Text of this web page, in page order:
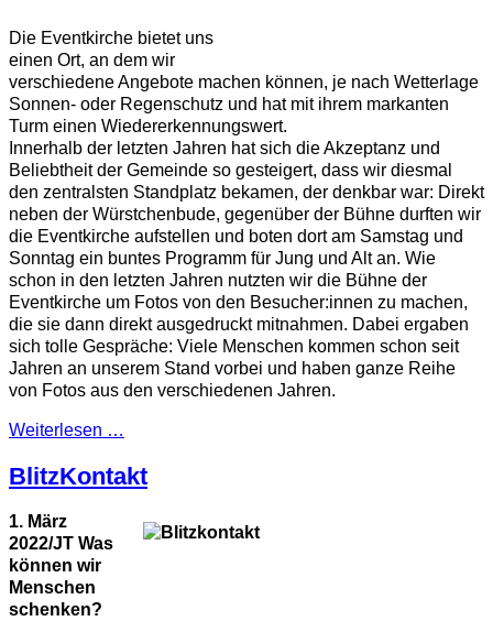
Die Eventkirche bietet uns
einen Ort, an dem wir
verschiedene Angebote machen können, je nach Wetterlage
Sonnen- oder Regenschutz und hat mit ihrem markanten
Turm einen Wiedererkennungswert.
Innerhalb der letzten Jahren hat sich die Akzeptanz und
Beliebtheit der Gemeinde so gesteigert, dass wir diesmal
den zentralsten Standplatz bekamen, der denkbar war: Direkt
neben der Würstchenbude, gegenüber der Bühne durften wir
die Eventkirche aufstellen und boten dort am Samstag und
Sonntag ein buntes Programm für Jung und Alt an. Wie
schon in den letzten Jahren nutzten wir die Bühne der
Eventkirche um Fotos von den Besucher:innen zu machen,
die sie dann direkt ausgedruckt mitnahmen. Dabei ergaben
sich tolle Gespräche: Viele Menschen kommen schon seit
Jahren an unserem Stand vorbei und haben ganze Reihe
von Fotos aus den verschiedenen Jahren.
Weiterlesen …
BlitzKontakt
1. März
2022/JT Was
können wir
Menschen
schenken?